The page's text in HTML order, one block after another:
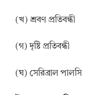
(খ) শ্রবণ প্রতিবন্ধী
(গ) দৃষ্টি প্রতিবন্ধী
(ঘ) সেরিব্রাল পালসি